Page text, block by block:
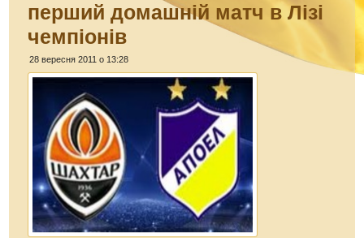
перший домашній матч в Лізі
чемпіонів
28 вересня 2011 о 13:28